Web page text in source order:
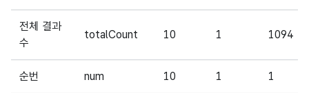
전체 결과
수
totalCount 10 1 1094
순번 num 10 1 1